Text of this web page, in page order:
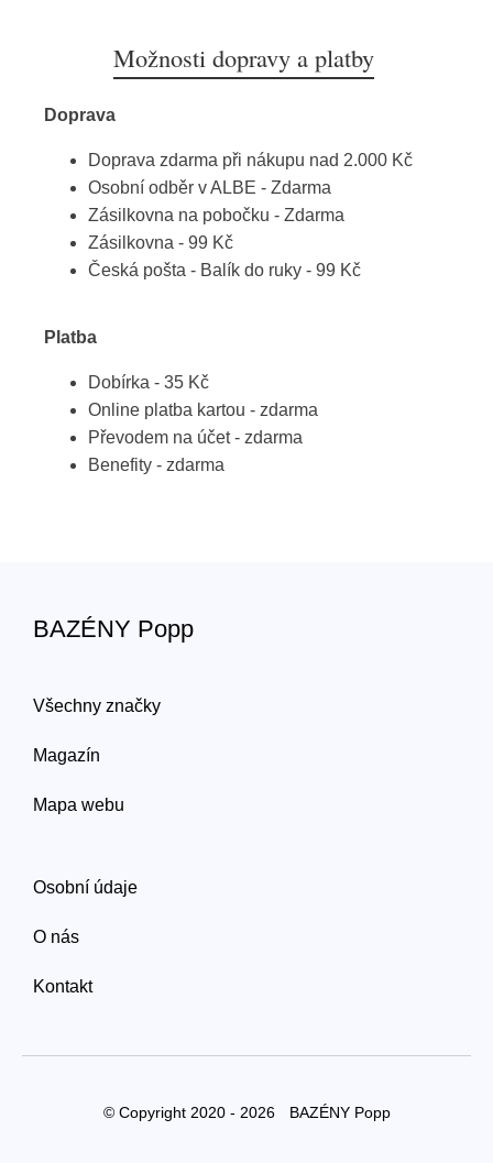
Možnosti dopravy a platby
Doprava
Doprava zdarma při nákupu nad 2.000 Kč
Osobní odběr v ALBE - Zdarma
Zásilkovna na pobočku - Zdarma
Zásilkovna - 99 Kč
Česká pošta - Balík do ruky - 99 Kč
Platba
Dobírka - 35 Kč
Online platba kartou - zdarma
Převodem na účet - zdarma
Benefity - zdarma
BAZÉNY Popp
Všechny značky
Magazín
Mapa webu
Osobní údaje
O nás
Kontakt
© Copyright 2020 - 2026 BAZÉNY Popp